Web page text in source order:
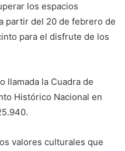
los espacios
partir del 20 de febrero de
para el disfrute de los
llamada la Cuadra de
Histórico Nacional en
valores culturales que